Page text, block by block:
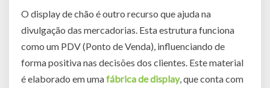
O display de chão é outro recurso que ajuda na
divulgação das mercadorias. Esta estrutura funciona
como um PDV (Ponto de Venda), influenciando de
forma positiva nas decisões dos clientes. Este material
é elaborado em umafábrica de display, que conta com